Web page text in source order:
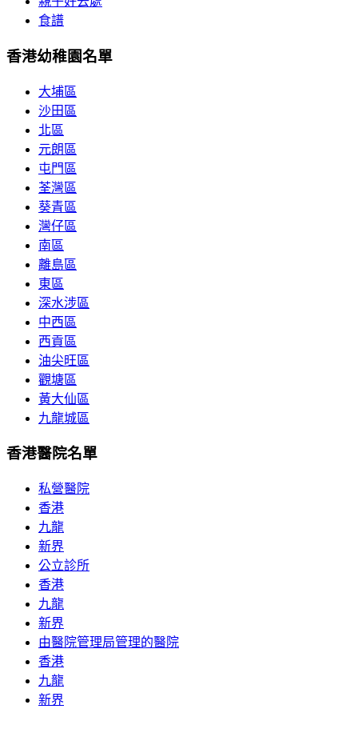
食譜
香港幼稚園名單
大埔區
沙田區
北區
元朗區
屯門區
荃灣區
葵青區
灣仔區
南區
離島區
東區
深水涉區
中西區
西貢區
油尖旺區
觀塘區
黃大仙區
九龍城區
香港醫院名單
私營醫院
香港
九龍
新界
公立診所
香港
九龍
新界
由醫院管理局管理的醫院
香港
九龍
新界